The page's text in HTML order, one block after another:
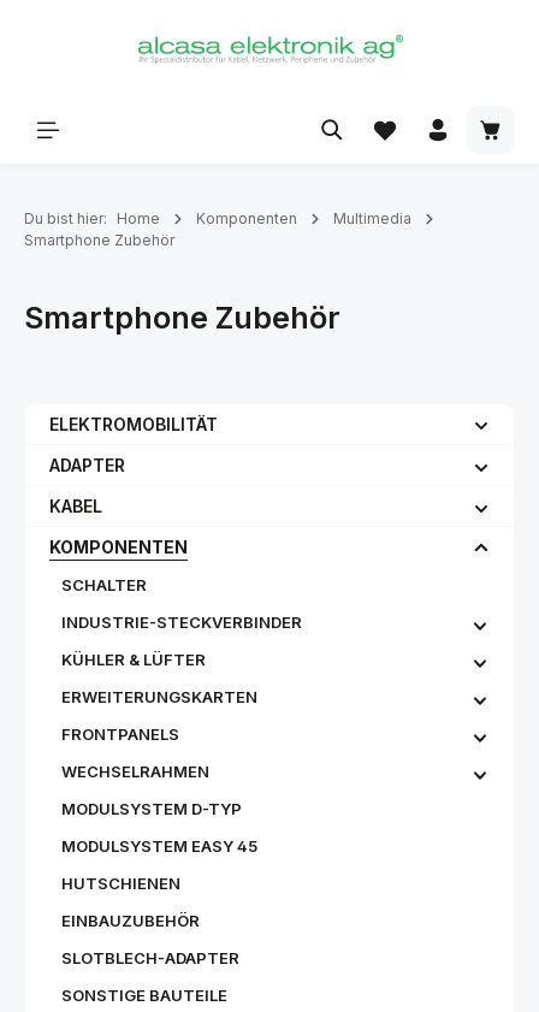
Du bist hier: Home Komponenten
Multimedia
Smartphone Zubehör
Smartphone Zubehör
ELEKTROMOBILITÄT
ADAPTER
KABEL
KOMPONENTEN
SCHALTER
INDUSTRIE-STECKVERBINDER
KÜHLER & LÜFTER
ERWEITERUNGSKARTEN
FRONTPANELS
WECHSELRAHMEN
MODULSYSTEM D-TYP
MODULSYSTEM EASY 45
HUTSCHIENEN
EINBAUZUBEHÖR
SLOTBLECH-ADAPTER
SONSTIGE BAUTEILE